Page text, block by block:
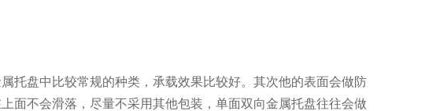
盘中比较常规的种类，承载效果比较好。其次他的表面会做防
不会滑落，尽量不采用其他包装，单面双向金属托盘往往会做